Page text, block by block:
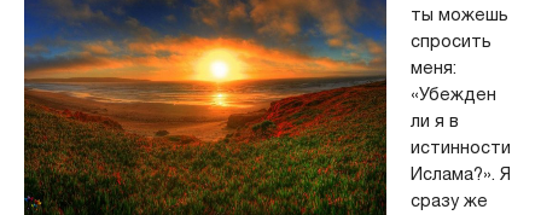
ты можешь
спросить
меня:
«Убежден
ли я в
истинности
Ислама?». Я
сразу же